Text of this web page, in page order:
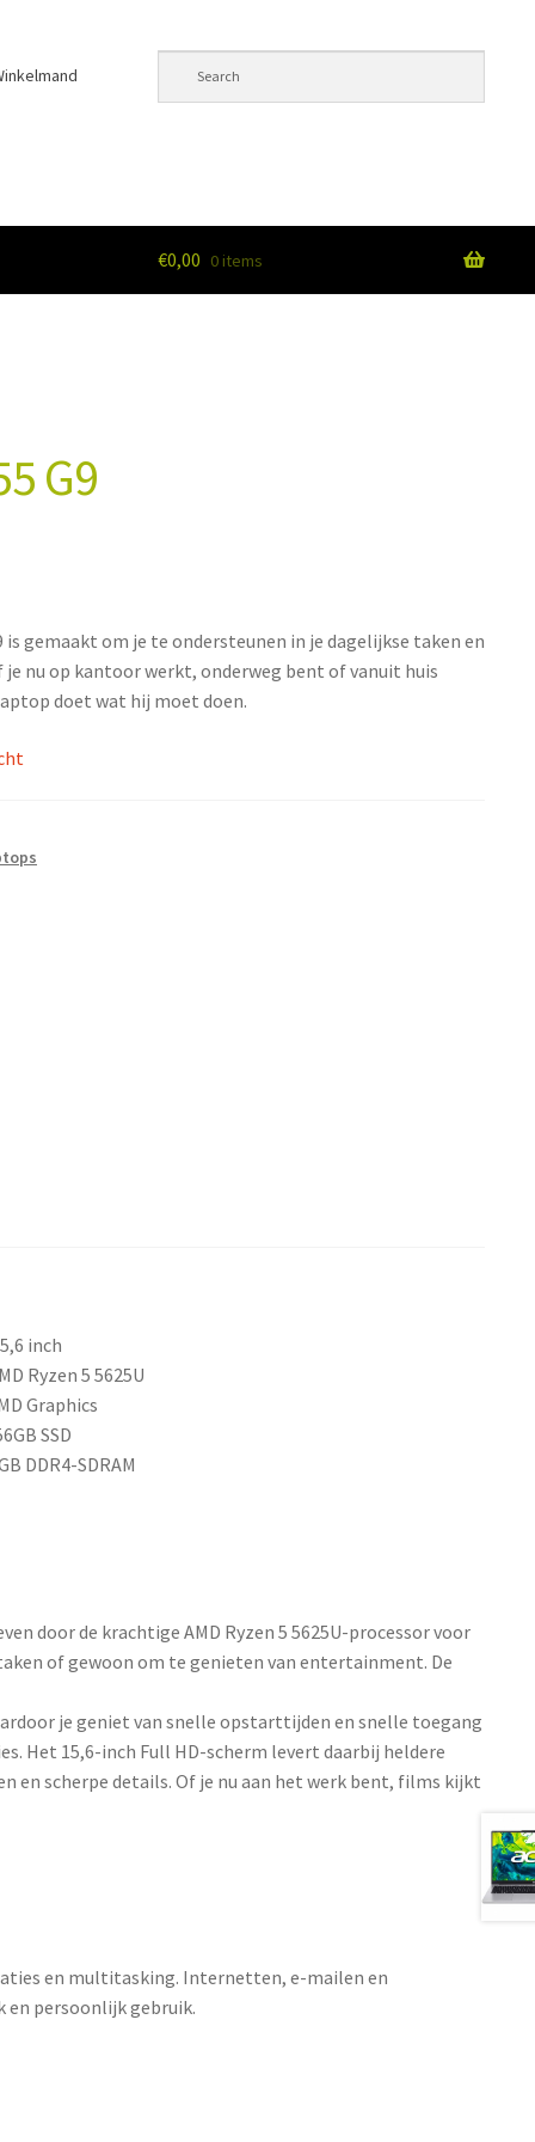
€0,00 0 items
G9
is gemaakt om je te ondersteunen in je dagelijkse taken en
je nu op kantoor werkt, onderweg bent of vanuit huis
doet wat hij moet doen.
inch
5 5625U
SSD
SDRAM
door de krachtige AMD Ryzen 5 5625U-processor voor
of gewoon om te genieten van entertainment. De
je geniet van snelle opstarttijden en snelle toegang
Het 15,6-inch Full HD-scherm levert daarbij heldere
en scherpe details. Of je nu aan het werk bent, films kijkt
en multitasking. Internetten, e-mailen en
en persoonlijk gebruik.